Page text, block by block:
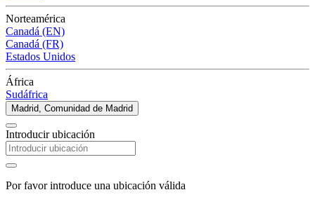
Norteamérica
Canadá (EN)
Canadá (FR)
Estados Unidos
África
Sudáfrica
Madrid, Comunidad de Madrid
Introducir ubicación
Por favor introduce una ubicación válida